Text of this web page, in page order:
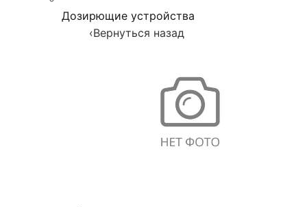
Дозирющие устройства
‹Вернуться назад